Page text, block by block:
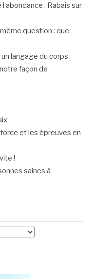
: Rabais sur
question : que
un langage du corps
façon de
et les épreuves en
!
saines à